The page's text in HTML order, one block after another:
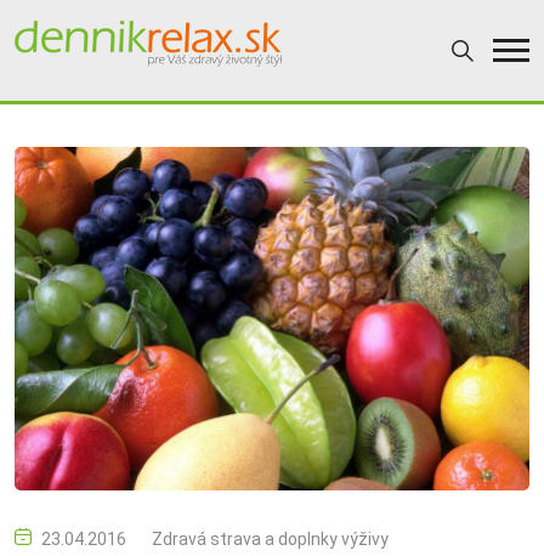
23.04.2016 Zdravá strava a doplnky výživy